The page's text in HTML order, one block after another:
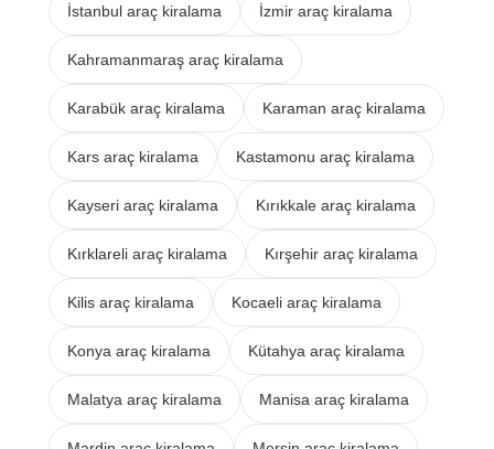
İstanbul araç kiralama İzmir araç kiralama
Kahramanmaraş araç kiralama
Karabük araç kiralama Karaman araç kiralama
Kars araç kiralama Kastamonu araç kiralama
Kayseri araç kiralama Kırıkkale araç kiralama
Kırklareli araç kiralama Kırşehir araç kiralama
Kilis araç kiralama Kocaeli araç kiralama
Konya araç kiralama Kütahya araç kiralama
Malatya araç kiralama Manisa araç kiralama